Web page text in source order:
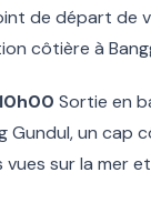
de départ de
côtière à
Sortie en
Gundul, un cap
vues sur la mer